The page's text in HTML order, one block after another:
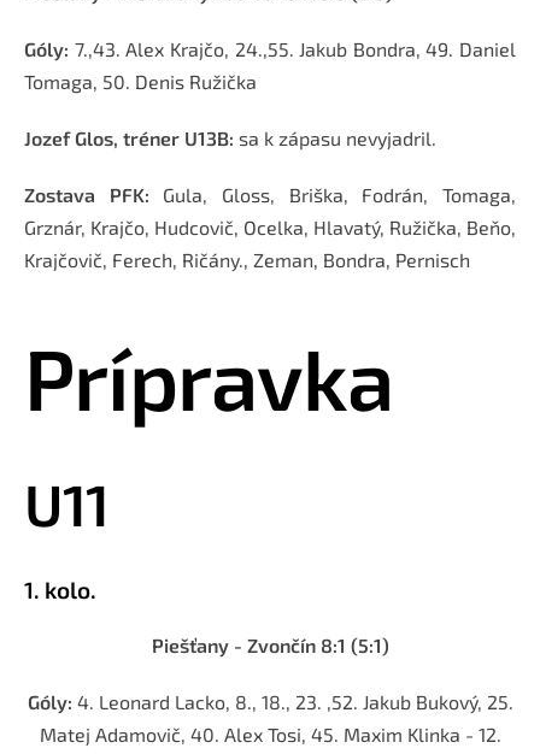
Góly: 7.,43. Alex Krajčo, 24.,55. Jakub Bondra, 49. Daniel
Tomaga, 50. Denis Ružička
Jozef Glos, tréner U13B: sa k zápasu nevyjadril.
Zostava PFK: Gula, Gloss, Briška, Fodrán, Tomaga,
Grznár, Krajčo, Hudcovič, Ocelka, Hlavatý, Ružička, Beňo,
Krajčovič, Ferech, Ričány., Zeman, Bondra, Pernisch
Prípravka
U11
1. kolo.
Piešťany - Zvončín 8:1 (5:1)
Góly: 4. Leonard Lacko, 8., 18., 23. ,52. Jakub Bukový, 25.
Matej Adamovič, 40. Alex Tosi, 45. Maxim Klinka - 12.